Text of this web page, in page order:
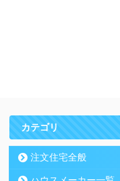
カテゴリ
注文住宅全般